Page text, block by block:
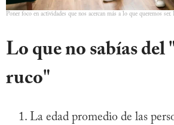
Poner foco en actividades que nos acercan más a lo que queremos
Lo que no sabías del
ruco"
La edad promedio de las